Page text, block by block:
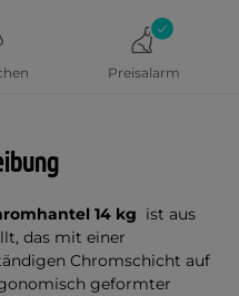
Preisalarm
14 kg ist aus
das mit einer
Chromschicht auf
geformter